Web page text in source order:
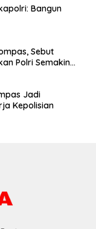
Bangun
Sebut
Polri Semakin
Jadi
Kepolisian